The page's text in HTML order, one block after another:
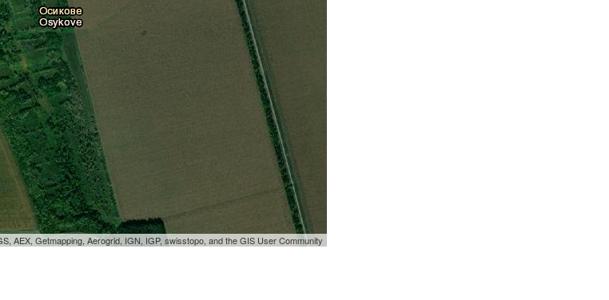
AEX, Getmapping, Aerogrid, IGN, IGP, swisstopo, and the GIS User Community